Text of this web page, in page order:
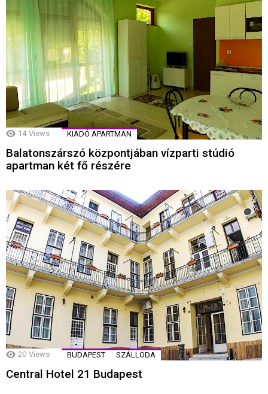
14 Views KIADÓ APARTMAN
Balatonszárszó központjában vízparti stúdió
apartman két fő részére
20 Views BUDAPEST SZÁLLODA
Central Hotel 21 Budapest